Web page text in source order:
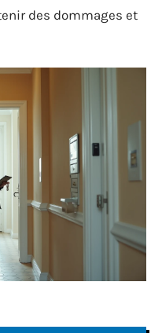
des dommages et